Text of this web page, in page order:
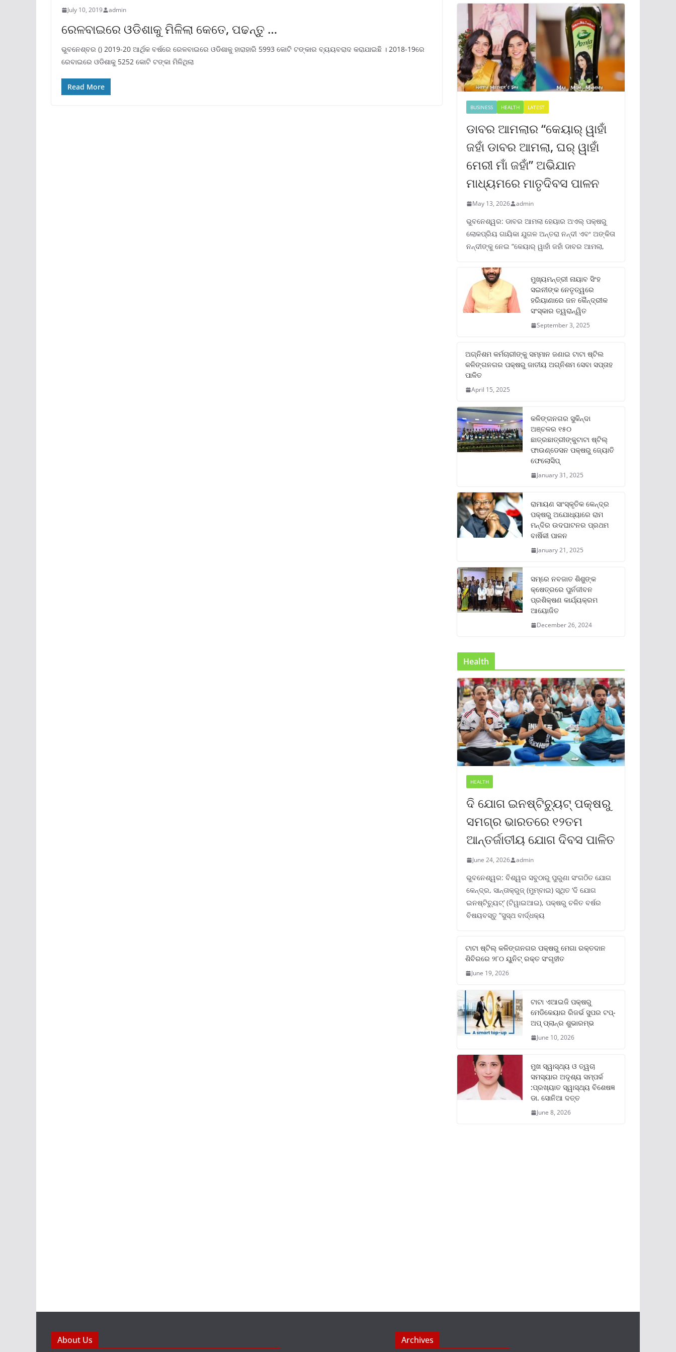
July 10, 2019 admin
ରେଳବାଇରେ ଓଡିଶାକୁ ମିଳିଲା କେତେ, ପଢନ୍ତୁ …
ଭୁବନେଶ୍ବର () 2019-20 ଆର୍ଥିକ ବର୍ଷରେ ରେଳବାଇରେ ଓଡିଶାକୁ ହାରାହାରି 5993 କୋଟି ଟଙ୍କାର ବ୍ୟୟବରାଦ କରାଯାଇଛି । 2018-19ରେ
ରେବାଇରେ ଓଡିଶାକୁ 5252 କୋଟି ଟଙ୍କା ମିଳିଥିଲା
Read More
BUSINESS HEALTH LATEST
ଡାବର ଆମଲାର “କେୟାର୍ ୱାହାଁ
ଜହାଁ ଡାବର ଆମଲା, ଘର୍ ୱାହାଁ
ମେରୀ ମାଁ ଜହାଁ” ଅଭିଯାନ
ମାଧ୍ୟମରେ ମାତୃଦିବସ ପାଳନ
May 13, 2026 admin
ଭୁବନେଶ୍ୱର: ଡାବର ଆମଲା ହେୟାର ଅଏଲ୍ ପକ୍ଷରୁ
ଲୋକପ୍ରିୟ ଗାୟିକା ଯୁଗଳ ଅନ୍ତରା ନନ୍ଦୀ ଏବଂ ଅଙ୍କିତା
ନନ୍ଦୀଙ୍କୁ ନେଇ “କେୟାର୍ ୱାହାଁ ଜହାଁ ଡାବର ଆମଲା,
ମୁଖ୍ୟମନ୍ତ୍ରୀ ନାୟାବ ସିଂହ
ସଇନୀଙ୍କ ନେତୃତ୍ୱରେ
ହରିୟାଣାରେ ଜନ କୈନ୍ଦ୍ରୀକ
ସଂସ୍କାର ତ୍ୱରାନ୍ୱିତ
September 3, 2025
ଅଗ୍ନିଶମ କର୍ମଚାରୀଙ୍କୁ ସମ୍ମାନ ଜଣାଇ ଟାଟା ଷ୍ଟିଲ
କଳିଙ୍ଗନଗର ପକ୍ଷରୁ ଜାତୀୟ ଅଗ୍ନିଶମ ସେବା ସପ୍ତାହ
ପାଳିତ
April 15, 2025
କଳିଙ୍ଗନଗର ସୁକିନ୍ଦା
ଅଞ୍ଚଳର ୧୫୦
ଛାତ୍ରଛାତ୍ରୀଙ୍କୁଟାଟା ଷ୍ଟିଲ୍
ଫାଉଣ୍ଡେସନ ପକ୍ଷରୁ ଜ୍ୟୋତି
ଫେଲୋସିପ୍‌
January 31, 2025
ରାମାୟଣ ସାଂସ୍କୃତିକ କେନ୍ଦ୍ର
ପକ୍ଷରୁ ଅଯୋଧ୍ୟାରେ ରାମ
ମନ୍ଦିର ଉଦଘାଟନର ପ୍ରଥମ
ବାର୍ଷିକୀ ପାଳନ
January 21, 2025
ସମ୍‌ରେ ନବଜାତ ଶିଶୁଙ୍କ
କ୍ଷେତ୍ରରେ ପୁର୍ନଜୀବନ
ପ୍ରଶିକ୍ଷଣ କାର୍ଯ୍ୟକ୍ରମ
ଆୟୋଜିତ
December 26, 2024
Health
HEALTH
ଦି ଯୋଗ ଇନଷ୍ଟିଚ୍ୟୁଟ୍ ପକ୍ଷରୁ
ସମଗ୍ର ଭାରତରେ ୧୨ତମ
ଆନ୍ତର୍ଜାତୀୟ ଯୋଗ ଦିବସ ପାଳିତ
June 24, 2026 admin
ଭୁବନେଶ୍ୱର: ବିଶ୍ୱର ସବୁଠାରୁ ପୁରୁଣା ସଂଗଠିତ ଯୋଗ
କେନ୍ଦ୍ର, ସାନ୍ତାକ୍ରୁଜ୍ (ମୁମ୍ବାଇ) ସ୍ଥିତ ‘ଦି ଯୋଗ
ଇନଷ୍ଟିଚ୍ୟୁଟ୍‌’ (ଟିୱାଇଆଇ), ପକ୍ଷରୁ ଚଳିତ ବର୍ଷର
ବିଷୟବସ୍ତୁ “ସୁସ୍ଥ ବାର୍ଦ୍ଧକ୍ୟ
ଟାଟା ଷ୍ଟିଲ୍‌ କଳିଙ୍ଗନଗର ପକ୍ଷରୁ ମେଗା ରକ୍ତଦାନ
ଶିବିରରେ ୨୮୦ ୟୁନିଟ୍‌ ରକ୍ତ ସଂଗୃହୀତ
June 19, 2026
ଟାଟା ଏଆଇଜି ପକ୍ଷରୁ
ମେଡିକେୟାର ରିଜର୍ଭ ସୁପର ଟପ୍‌-
ଅପ୍ ପ୍ଲାନ୍‌ର ଶୁଭାରମ୍ଭ
June 10, 2026
ମୁଖ ସ୍ୱାସ୍ଥ୍ୟ ଓ ତ୍ୱଚା
ସମସ୍ୟାର ଅଦୃଶ୍ୟ ସମ୍ପର୍କ
:ପ୍ରଖ୍ୟାତ ସ୍ୱାସ୍ଥ୍ୟ ବିଶେଷଜ୍ଞ
ଡା. ସୋନିଆ ଦତ୍ତ
June 8, 2026
About Us Archives